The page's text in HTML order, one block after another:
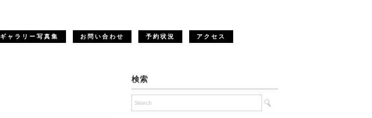
ギャラリー写真集 お問い合わせ 予約状況 アクセス
検索